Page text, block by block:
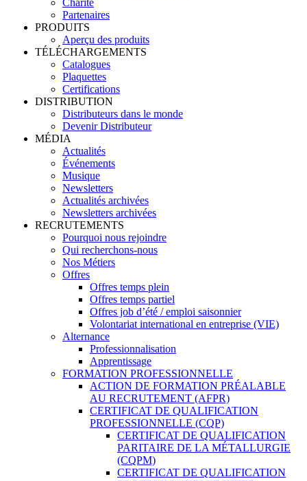
Charité
Partenaires
PRODUITS
Aperçu des produits
TÉLÉCHARGEMENTS
Catalogues
Plaquettes
Certifications
DISTRIBUTION
Distributeurs dans le monde
Devenir Distributeur
MÉDIA
Actualités
Événements
Musique
Newsletters
Actualités archivées
Newsletters archivées
RECRUTEMENTS
Pourquoi nous rejoindre
Qui recherchons-nous
Nos Métiers
Offres
Offres temps plein
Offres temps partiel
Offres job d’été / emploi saisonnier
Volontariat international en entreprise (VIE)
Alternance
Professionnalisation
Apprentissage
FORMATION PROFESSIONNELLE
ACTION DE FORMATION PRÉALABLE
AU RECRUTEMENT (AFPR)
CERTIFICAT DE QUALIFICATION
PROFESSIONNELLE (CQP)
CERTIFICAT DE QUALIFICATION
PARITAIRE DE LA MÉTALLURGIE
(CQPM)
CERTIFICAT DE QUALIFICATION